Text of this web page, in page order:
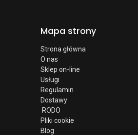
Mapa strony
Strona główna
O nas
Sklep on-line
Usługi
Regulamin
Dostawy
RODO
Pliki cookie
Blog